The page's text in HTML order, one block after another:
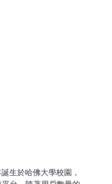
生於哈佛大學校園，